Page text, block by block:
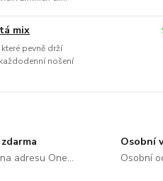
mix
pevně drží
nošení
adresu One...
Osobní
Osobní